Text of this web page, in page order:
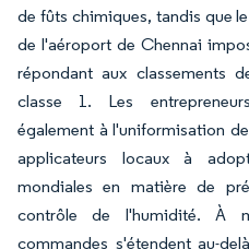
de fûts chimiques, tandis que
de l'aéroport de Chennai
répondant aux classements
classe 1. Les
également à l'uniformisation
applicateurs locaux à
mondiales en matière de
contrôle de l'humidité. À
commandes s'étendent au-